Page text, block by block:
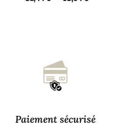
Paiement sécurisé